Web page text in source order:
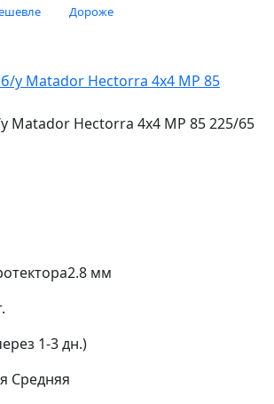
Дороже
Matador Hectorra 4x4 MP 85 225/65
2.8 мм
1-3 дн.)
Средняя